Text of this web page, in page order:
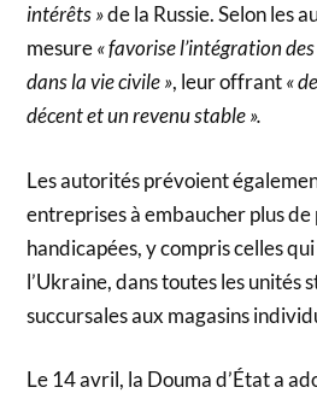
intérêts »de la Russie. Selon les
mesure« favorise l’intégration
dans la vie civile », leur offrant«
décent et un revenu stable ».
Les autorités prévoient
entreprises à embaucher plus de
handicapées, y compris celles
l’Ukraine, dans toutes les unités
succursales aux magasins
Le 14 avril, la Douma d’État a